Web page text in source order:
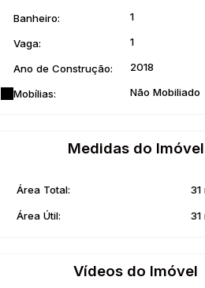
Banheiro: 1
Vaga: 1
Ano de Construção: 2018
Mobílias: Não Mobiliado
Medidas do Imóvel
Área Total: 31
Área Útil: 31
Vídeos do Imóvel